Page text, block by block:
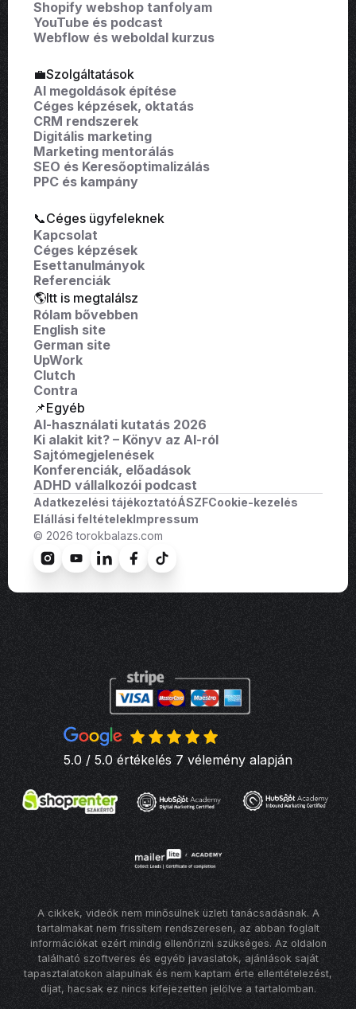
Shopify webshop tanfolyam
YouTube és podcast
Webflow és weboldal kurzus
💼Szolgáltatások
AI megoldások építése
Céges képzések, oktatás
CRM rendszerek
Digitális marketing
Marketing mentorálás
SEO és Keresőoptimalizálás
PPC és kampány
📞Céges ügyfeleknek
Kapcsolat
Céges képzések
Esettanulmányok
Referenciák
🌎Itt is megtalálsz
Rólam bővebben
English site
German site
UpWork
Clutch
Contra
📌Egyéb
AI-használati kutatás 2026
Ki alakit kit? – Könyv az AI-ról
Sajtómegjelenések
Konferenciák, előadások
ADHD vállalkozói podcast
Adatkezelési tájékoztatóÁSZFCookie-kezelés
Elállási feltételekImpressum
© 2026 torokbalazs.com
5.0 / 5.0 értékelés 7 vélemény alapján
A cikkek, videók nem minősülnek üzleti tanácsadásnak. A
tartalmakat nem frissítem rendszeresen, az abban foglalt
információkat ezért mindig ellenőrizni szükséges. Az oldalon
található szoftveres és egyéb javaslatok, ajánlások saját
tapasztalatokon alapulnak és nem kaptam érte ellentételezést,
díjat, hacsak ez nincs kifejezetten jelölve a tartalomban.